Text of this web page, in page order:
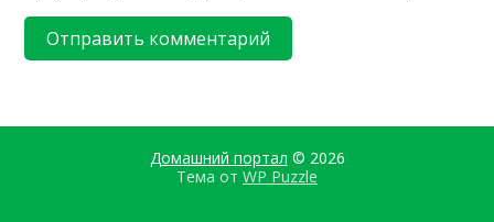
Домашний портал © 2026
Тема от WP Puzzle